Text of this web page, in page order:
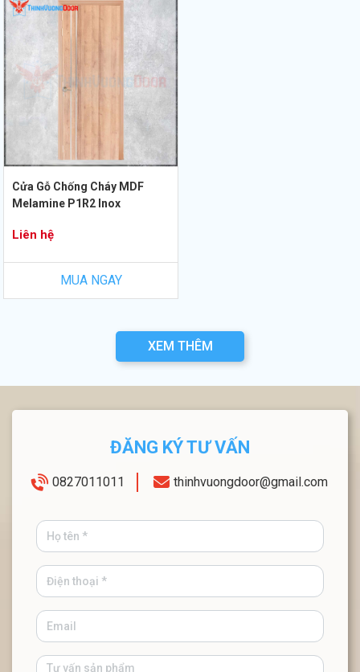
Cửa Gỗ Chống Cháy MDF
Melamine P1R2 Inox
Liên hệ
MUA NGAY
XEM THÊM
ĐĂNG KÝ TƯ VẤN
0827011011 thinhvuongdoor@gmail.com